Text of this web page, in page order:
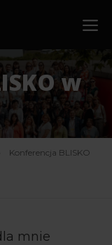
w
Konferencja BLISKO
mnie